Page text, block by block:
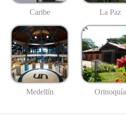
Caribe La Paz
Medellín Orinoquía